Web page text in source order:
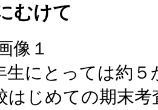
むけて
にとっては約５
はじめての期末